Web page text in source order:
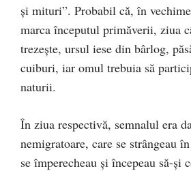
şi mituri”. Probabil că, în
marca începutul primăverii, ziua
trezeşte, ursul iese din bârlog,
cuiburi, iar omul trebuia să
naturii.
În ziua respectivă, semnalul era
nemigratoare, care se strângeau
se împerecheau şi începeau să-şi